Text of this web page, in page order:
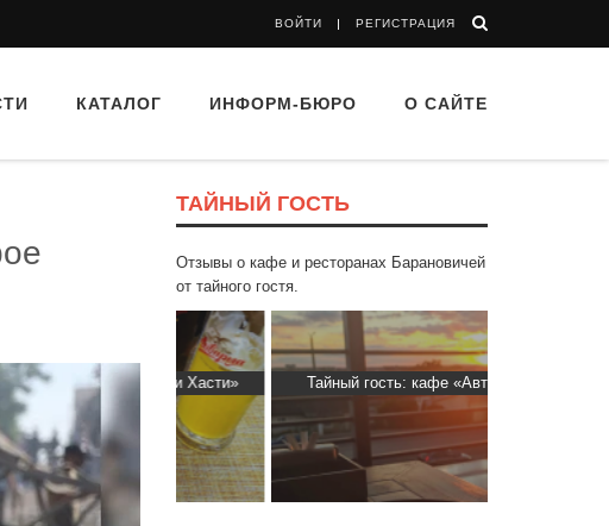
ВОЙТИ РЕГИСТРАЦИЯ
КАТАЛОГ ИНФОРМ-БЮРО О САЙТЕ
ТАЙНЫЙ ГОСТЬ
Отзывы о кафе и ресторанах Барановичей
от тайного гостя.
«Фасти Хасти» Тайный гость: кафе «Автограф»